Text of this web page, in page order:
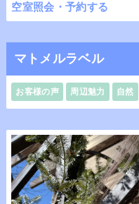
空室照会・予約する
マトメルラベル
お客様の声 周辺魅力 自然